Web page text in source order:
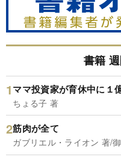
書籍
ママ投資家が育休中に１
ちょる子 著
筋肉が全て
ガブリエル・ライオン 著/